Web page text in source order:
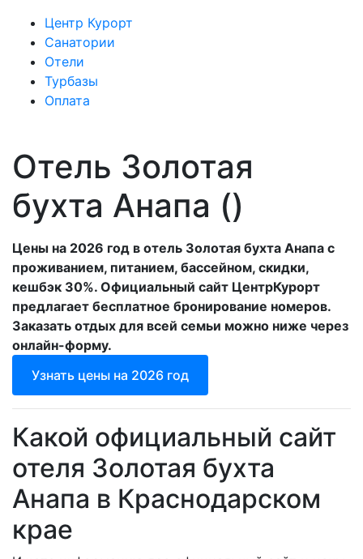
Центр Курорт
Санатории
Отели
Турбазы
Оплата
Отель Золотая
бухта Анапа ()
Цены на 2026 год в отель Золотая бухта Анапа с
проживанием, питанием, бассейном, скидки,
кешбэк 30%. Официальный сайт ЦентрКурорт
предлагает бесплатное бронирование номеров.
Заказать отдых для всей семьи можно ниже через
онлайн-форму.
Узнать цены на 2026 год
Какой официальный сайт
отеля Золотая бухта
Анапа в Краснодарском
крае